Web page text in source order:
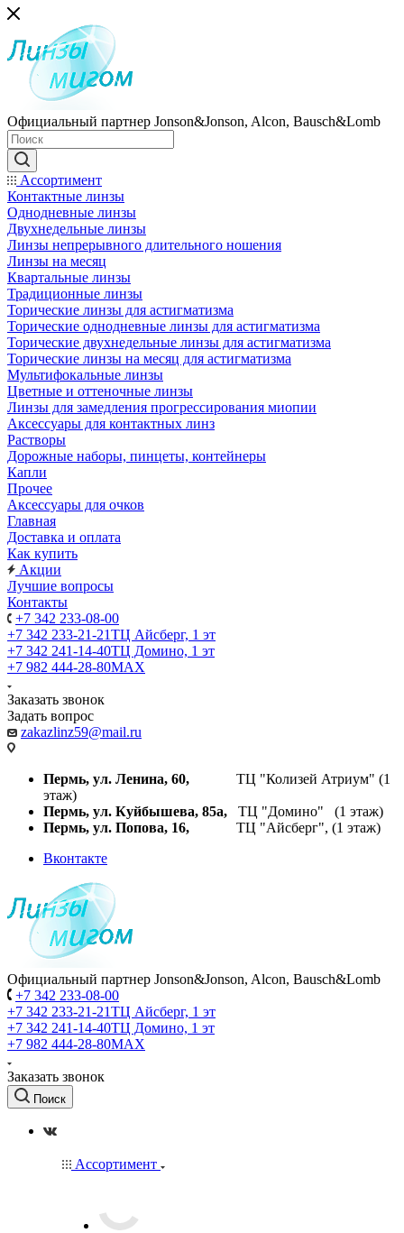
Официальный партнер Jonson&Jonson, Alcon, Bausch&Lomb
Ассортимент
Контактные линзы
Однодневные линзы
Двухнедельные линзы
Линзы непрерывного длительного ношения
Линзы на месяц
Квартальные линзы
Традиционные линзы
Торические линзы для астигматизма
Торические однодневные линзы для астигматизма
Торические двухнедельные линзы для астигматизма
Торические линзы на месяц для астигматизма
Мультифокальные линзы
Цветные и оттеночные линзы
Линзы для замедления прогрессирования миопии
Аксессуары для контактных линз
Растворы
Дорожные наборы, пинцеты, контейнеры
Капли
Прочее
Аксессуары для очков
Главная
Доставка и оплата
Как купить
Акции
Лучшие вопросы
Контакты
+7 342 233-08-00
+7 342 233-21-21ТЦ Айсберг, 1 эт
+7 342 241-14-40ТЦ Домино, 1 эт
+7 982 444-28-80MAX
Заказать звонок
Задать вопрос
zakazlinz59@mail.ru
Пермь, ул. Ленина, 60, ТЦ "Колизей Атриум" (1
этаж)
Пермь, ул. Куйбышева, 85а, ТЦ "Домино" (1 этаж)
Пермь, ул. Попова, 16, ТЦ "Айсберг", (1 этаж)
Вконтакте
Официальный партнер Jonson&Jonson, Alcon, Bausch&Lomb
+7 342 233-08-00
+7 342 233-21-21ТЦ Айсберг, 1 эт
+7 342 241-14-40ТЦ Домино, 1 эт
+7 982 444-28-80MAX
Заказать звонок
Поиск
Ассортимент